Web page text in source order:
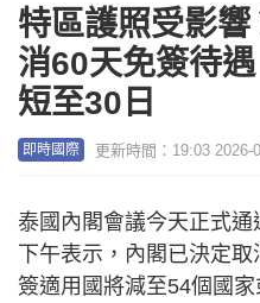
特區護照受影
消60天免簽待
短至30日
即時國際 更新時間：19:03 2026-
泰國內閣會議今天正式
下午表示，內閣已決定
簽適用國將減至54個國